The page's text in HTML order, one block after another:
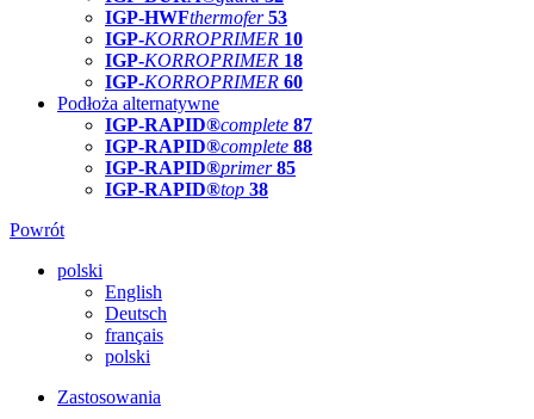
IGP-HWFthermofer 53
IGP-KORROPRIMER 10
IGP-KORROPRIMER 18
IGP-KORROPRIMER 60
Podłoża alternatywne
IGP-RAPID®complete 87
IGP-RAPID®complete 88
IGP-RAPID®primer 85
IGP-RAPID®top 38
Powrót
polski
English
Deutsch
français
polski
Zastosowania